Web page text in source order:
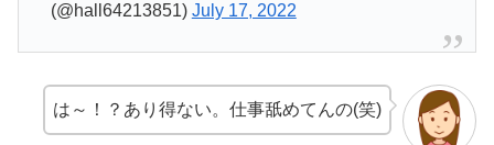
(@hall64213851) July 17, 2022
は～！？あり得ない。仕事舐めてんの(笑)